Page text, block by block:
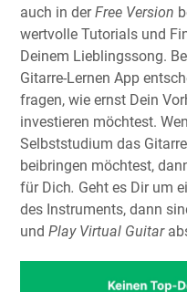
auch in derFree Version
wertvolle Tutorials und
Deinem Lieblingssong.
Gitarre-Lernen App
fragen, wie ernst Dein
investieren möchtest.
Selbststudium das
beibringen möchtest,
für Dich. Geht es Dir um
des Instruments, dann
und Play Virtual Guitar